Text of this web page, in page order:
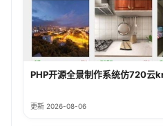
PHP开源全景制作系统仿720云
更新 2026-08-06